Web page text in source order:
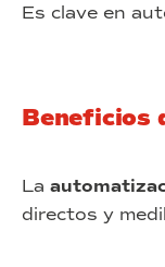
Es clave en
Beneficios
La
directos y